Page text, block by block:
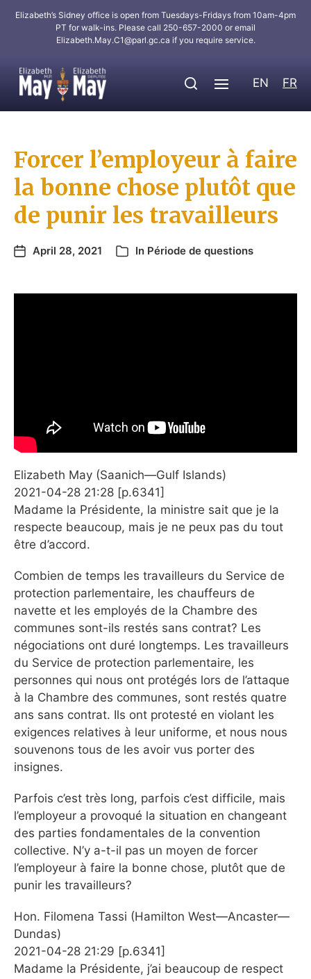
Elizabeth’s Sidney office is open from Tuesdays-Fridays from 10am-4pm
PT for walk-ins. Please call 250-657-2000 or email
Elizabeth.May.C1@parl.gc.ca if you require service.
EN FR
Forcer l’employeur à faire
la bonne chose plutôt que
de punir les travailleurs
April 28, 2021 In Période de questions
Elizabeth May (Saanich—Gulf Islands)
2021-04-28 21:28 [p.6341]
Madame la Présidente, la ministre sait que je la
respecte beaucoup, mais je ne peux pas du tout
être d’accord.
Combien de temps les travailleurs du Service de
protection parlementaire, les chauffeurs de
navette et les employés de la Chambre des
communes sont-ils restés sans contrat? Les
négociations ont duré longtemps. Les travailleurs
du Service de protection parlementaire, les
personnes qui nous ont protégés lors de l’attaque
à la Chambre des communes, sont restés quatre
ans sans contrat. Ils ont protesté en violant les
exigences relatives à leur uniforme, et nous nous
souvenons tous de les avoir vus porter des
insignes.
Parfois c’est très long, parfois c’est difficile, mais
l’employeur a provoqué la situation en changeant
des parties fondamentales de la convention
collective. N’y a-t-il pas un moyen de forcer
l’employeur à faire la bonne chose, plutôt que de
punir les travailleurs?
Hon. Filomena Tassi (Hamilton West—Ancaster—
Dundas)
2021-04-28 21:29 [p.6341]
Madame la Présidente, j’ai beaucoup de respect